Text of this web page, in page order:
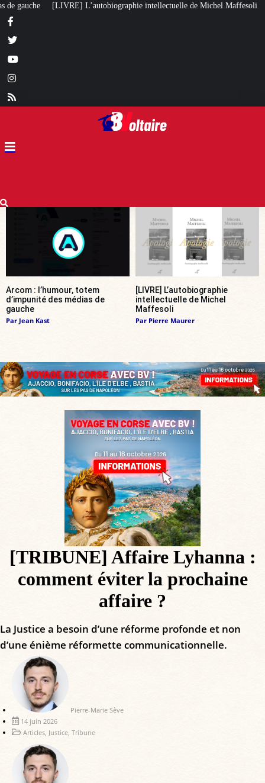
intellectuelle de Michel Maffesoli Pour regagner son influence en
Arcom : l’humour, totem
d’impunité des médias de
gauche
Par Jean Kast
[LIVRE] L’autobiographie
intellectuelle de Michel
Maffesoli
Par Pierre Maurer
[TRIBUNE] Affaire Lyhanna :
comment éviter la prochaine
affaire ?
La Justice a besoin d’une réforme profonde et non
d’une énième réformette communicationnelle.
Pierre-Marie Sève
14 juin 2026
Articles Justice Tribune